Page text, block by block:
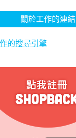
關於工作的連結
的搜尋引擎